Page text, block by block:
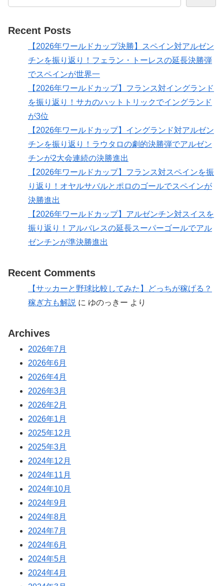
Recent Posts
【2026年ワールドカップ決勝】スペイン対アルゼン
チンを振り返り！フェラン・トーレスの延長決勝弾
でスペインが世界一
【2026年ワールドカップ】フランス対イングランド
を振り返り！サカのハットトリックでイングランド
が3位
【2026年ワールドカップ】イングランド対アルゼン
チンを振り返り！ラウタロの劇的決勝弾でアルゼン
チンが2大会連続の決勝進出
【2026年ワールドカップ】フランス対スペインを振
り返り！オヤルサバルとポロのゴールでスペインが
決勝進出
【2026年ワールドカップ】アルゼンチン対スイスを
振り返り！アルバレスの延長スーパーゴールでアル
ゼンチンが準決勝進出
Recent Comments
【サッカーと野球比較してみた】どっちが稼げる？
稼ぎ方も解説 に ゆのっきー より
Archives
2026年7月
2026年6月
2026年4月
2026年3月
2026年2月
2026年1月
2025年12月
2025年3月
2024年12月
2024年11月
2024年10月
2024年9月
2024年8月
2024年7月
2024年6月
2024年5月
2024年4月